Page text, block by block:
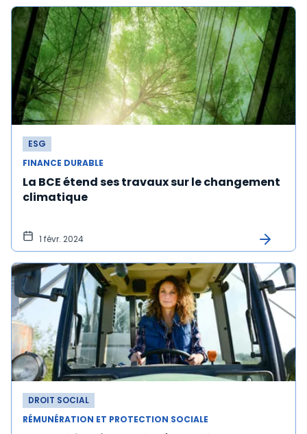
ESG
FINANCE DURABLE
La BCE étend ses travaux sur le changement
climatique
1 févr. 2024
DROIT SOCIAL
RÉMUNÉRATION ET PROTECTION SOCIALE